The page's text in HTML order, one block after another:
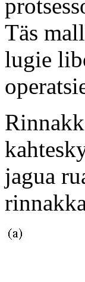
Täs
lugie
jagua